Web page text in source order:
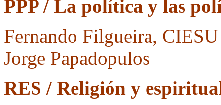
PPP / La política y las
Fernando Filgueira,
Jorge Papadopulos
RES / Religión y